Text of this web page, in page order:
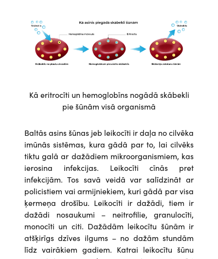
Attēls
Kā eritrocīti un hemoglobīns nogādā skābekli
pie šūnām visā organismā
Baltās asins šūnas jeb leikocīti ir daļa no cilvēka
imūnās sistēmas, kura gādā par to, lai cilvēks
tiktu galā ar dažādiem mikroorganismiem, kas
ierosina infekcijas. Leikocīti cīnās pret
infekcijām. Tos savā veidā var salīdzināt ar
policistiem vai armijniekiem, kuri gādā par visa
ķermeņa drošību. Leikocīti ir dažādi, tiem ir
dažādi nosaukumi – neitrofilie, granulocīti,
monocīti un citi. Dažādām leikocītu šūnām ir
atšķirīgs dzīves ilgums – no dažām stundām
līdz vairākiem gadiem. Katrai leikocītu šūnu